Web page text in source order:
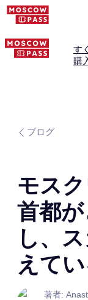
す
購
ブログ
モス
首都
し、
えて
著者: